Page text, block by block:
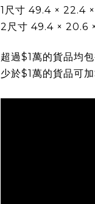
1尺寸 49.4 × 22.4
2尺寸 49.4 × 20.6
超過$1萬的貨品均
少於$1萬的貨品可